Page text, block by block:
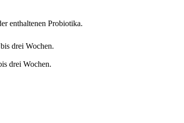
enthaltenen Probiotika.
drei Wochen.
drei Wochen.